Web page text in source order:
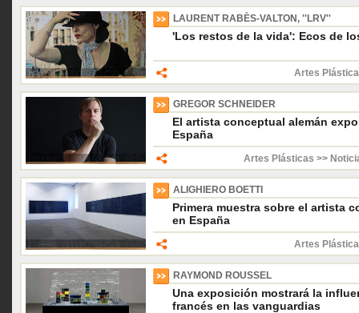
LAURENT RABÈS-VALTON, ''LRV''
'Los restos de la vida': Ecos de
Artes
GREGOR SCHNEIDER
El artista conceptual alemán
España
Artes Plásticas >>
ALIGHIERO BOETTI
Primera muestra sobre el artista
en España
Artes
RAYMOND ROUSSEL
Una exposición mostrará la
francés en las vanguardias